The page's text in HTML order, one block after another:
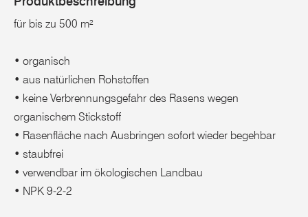
für bis zu 500 m²
• organisch
• aus natürlichen Rohstoffen
• keine Verbrennungsgefahr des Rasens wegen
organischem Stickstoff
• Rasenfläche nach Ausbringen sofort wieder begehbar
• staubfrei
• verwendbar im ökologischen Landbau
• NPK 9-2-2